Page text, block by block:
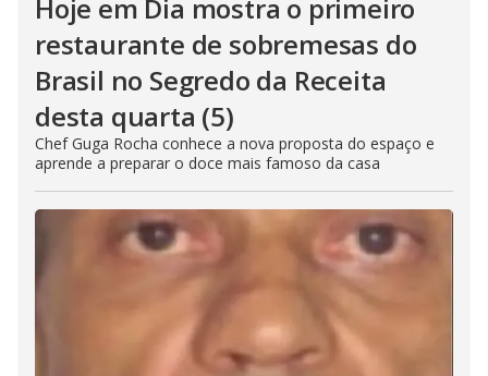
Hoje em Dia mostra o primeiro
restaurante de sobremesas do
Brasil no Segredo da Receita
desta quarta (5)
Chef Guga Rocha conhece a nova proposta do espaço e
aprende a preparar o doce mais famoso da casa